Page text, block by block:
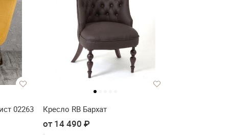
02263 Кресло RB Бархат
от 14 490 ₽